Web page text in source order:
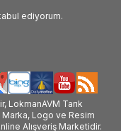
ediyorum.
LokmanAVM Tarık
Logo ve Resim
Alışveriş Marketidir.